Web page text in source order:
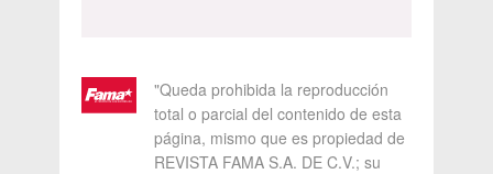
"Queda prohibida la reproducción
total o parcial del contenido de esta
página, mismo que es propiedad de
REVISTA FAMA S.A. DE C.V.; su